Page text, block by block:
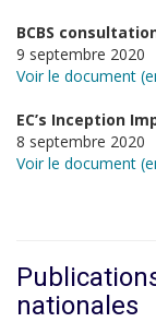
BCBS
9 septembre 2020
Voir le document
EC’s Inception
8 septembre 2020
Voir le document
nationales